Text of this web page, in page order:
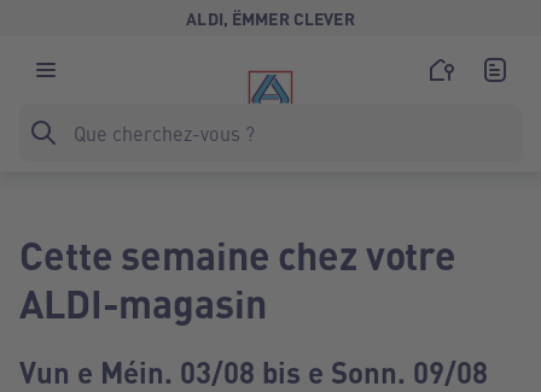
ALDI, ËMMER CLEVER
Cette semaine chez votre
ALDI-magasin
Vun e Méin. 03/08 bis e Sonn. 09/08